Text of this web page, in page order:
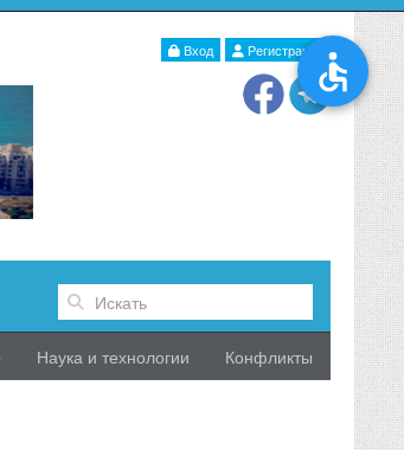
Вход Регистрация
Наука и технологии Конфликты